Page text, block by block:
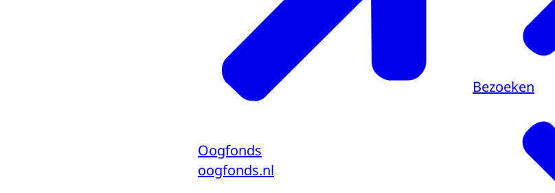
Oogfonds
oogfonds.nl
Bezoeken